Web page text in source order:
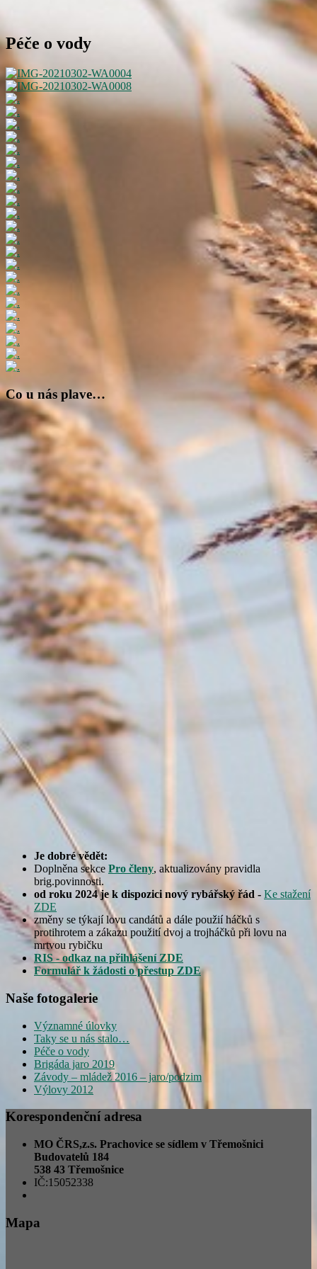
Péče o vody
Co u nás plave…
Je dobré vědět:
Doplněna sekce Pro členy, aktualizovány pravidla
brig.povinnosti.
od roku 2024 je k dispozici nový rybářský řád - Ke stažení
ZDE
změny se týkají lovu candátů a dále použií háčků s
protihrotem a zákazu použití dvoj a trojháčků při lovu na
mrtvou rybičku
RIS - odkaz na přihlášení ZDE
Formulář k žádosti o přestup ZDE
Naše fotogalerie
Významné úlovky
Taky se u nás stalo…
Péče o vody
Brigáda jaro 2019
Závody – mládež 2016 – jaro/podzim
Výlovy 2012
Korespondenční adresa
MO ČRS,z.s. Prachovice se sídlem v Třemošnici
Budovatelů 184
538 43 Třemošnice
IČ:15052338
Mapa